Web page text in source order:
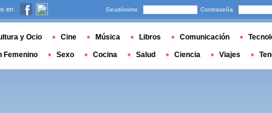
en Seudónimo Contraseña
y Ocio Cine Música Libros Comunicación
Femenino Sexo Cocina Salud Ciencia Viajes